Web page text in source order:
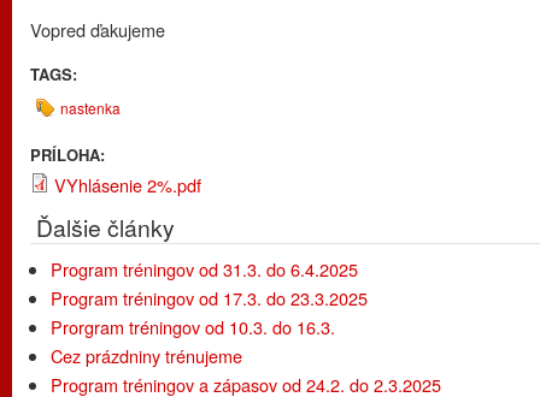
Vopred ďakujeme
TAGS:
nastenka
PRÍLOHA:
VYhlásenie 2%.pdf
Ďalšie články
Program tréningov od 31.3. do 6.4.2025
Program tréningov od 17.3. do 23.3.2025
Prorgram tréningov od 10.3. do 16.3.
Cez prázdniny trénujeme
Program tréningov a zápasov od 24.2. do 2.3.2025